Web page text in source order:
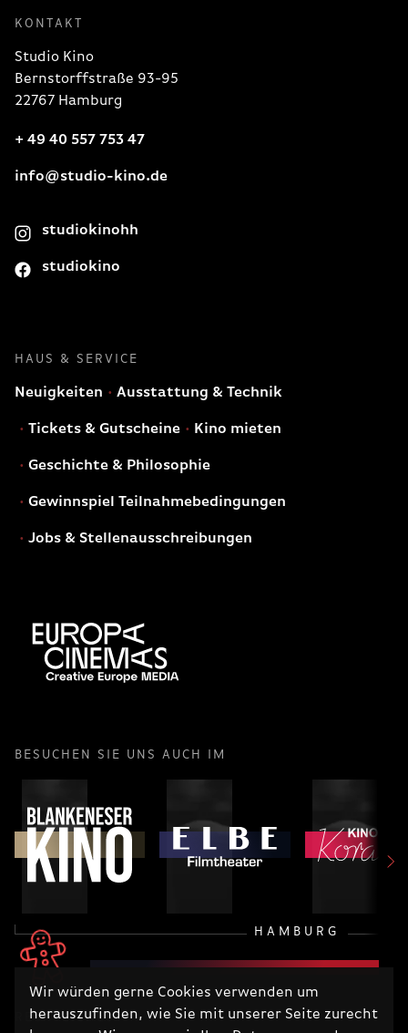
Wir würden gerne Cookies verwenden um
herauszufinden, wie Sie mit unserer Seite zurecht
KONTAKT
Studio Kino
Bernstorffstraße 93-95
22767 Hamburg
+ 49 40 557 753 47
info@studio-kino.de
studiokinohh
studiokino
HAUS & SERVICE
Neuigkeiten Ausstattung & Technik
Tickets & Gutscheine Kino mieten
Geschichte & Philosophie
Gewinnspiel Teilnahmebedingungen
Jobs & Stellenausschreibungen
BESUCHEN SIE UNS AUCH IM
HAMBURG
RECHTLICHES